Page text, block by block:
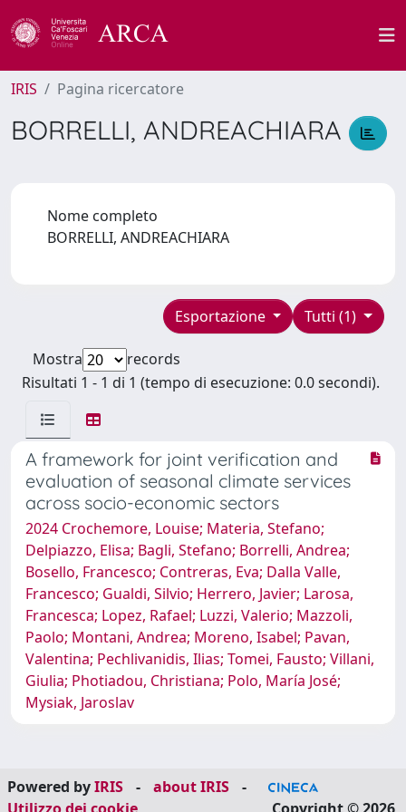
IRIS Pagina ricercatore
BORRELLI, ANDREACHIARA
Nome completo
BORRELLI, ANDREACHIARA
Tutti (1)
Esportazione
Mostra
records
Risultati 1 - 1 di 1 (tempo di esecuzione: 0.0 secondi).
A framework for joint verification and
evaluation of seasonal climate services
across socio-economic sectors
2024 Crochemore, Louise; Materia, Stefano;
Delpiazzo, Elisa; Bagli, Stefano; Borrelli, Andrea;
Bosello, Francesco; Contreras, Eva; Dalla Valle,
Francesco; Gualdi, Silvio; Herrero, Javier; Larosa,
Francesca; Lopez, Rafael; Luzzi, Valerio; Mazzoli,
Paolo; Montani, Andrea; Moreno, Isabel; Pavan,
Valentina; Pechlivanidis, Ilias; Tomei, Fausto; Villani,
Giulia; Photiadou, Christiana; Polo, María José;
Mysiak, Jaroslav
Powered byIRIS - about IRIS
-